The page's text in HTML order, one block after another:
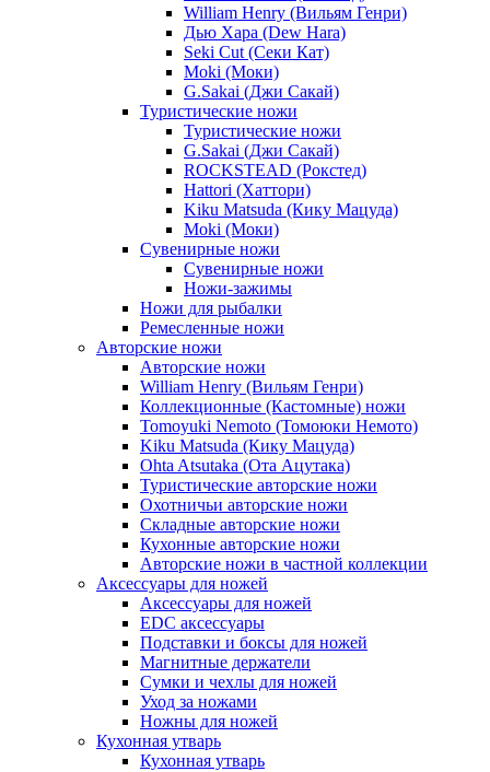
William Henry (Вильям Генри)
Дью Хара (Dew Hara)
Seki Cut (Секи Кат)
Moki (Моки)
G.Sakai (Джи Сакай)
Туристические ножи
Туристические ножи
G.Sakai (Джи Сакай)
ROCKSTEAD (Рокстед)
Hattori (Хаттори)
Kiku Matsuda (Кику Мацуда)
Moki (Моки)
Сувенирные ножи
Сувенирные ножи
Ножи-зажимы
Ножи для рыбалки
Ремесленные ножи
Авторские ножи
Авторские ножи
William Henry (Вильям Генри)
Коллекционные (Кастомные) ножи
Tomoyuki Nemoto (Томоюки Немото)
Kiku Matsuda (Кику Мацуда)
Ohta Atsutaka (Ота Ацутака)
Туристические авторские ножи
Охотничьи авторские ножи
Складные авторские ножи
Кухонные авторские ножи
Авторские ножи в частной коллекции
Аксессуары для ножей
Аксессуары для ножей
EDC аксессуары
Подставки и боксы для ножей
Магнитные держатели
Сумки и чехлы для ножей
Уход за ножами
Ножны для ножей
Кухонная утварь
Кухонная утварь